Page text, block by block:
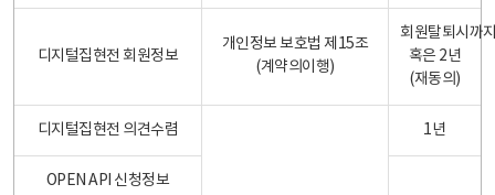
디지털집현전 회원정보
개인정보 보호법 제15조
(계약의이행)
회원탈퇴시까
혹은 2년
(재동의)
디지털집현전 의견수렴 1년
OPEN API 신청정보